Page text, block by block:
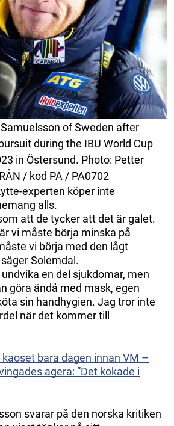
of Sweden after
during the IBU World Cup
in Östersund. Photo: Petter
/ kod PA / PA0702
experten köper inte
alls.
att de tycker att det är galet.
vi måste börja minska på
vi börja med den lågt
Solemdal.
en del sjukdomar, men
göra ändå med mask, egen
sin handhygien. Jag tror inte
när det kommer till
bara dagen innan VM –
agera: ”Det kokade i
svarar på den norska kritiken